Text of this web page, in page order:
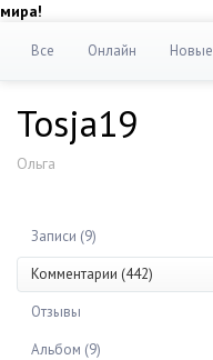
мира!
Все Онлайн Новые
Tosja19
Ольга
Записи (9)
Комментарии (442)
Отзывы
Альбом (9)